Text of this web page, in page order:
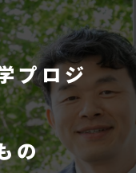
プロジ
の